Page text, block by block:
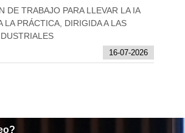
DE TRABAJO PARA LLEVAR LA IA
LA PRÁCTICA, DIRIGIDA A LAS
16-07-2026